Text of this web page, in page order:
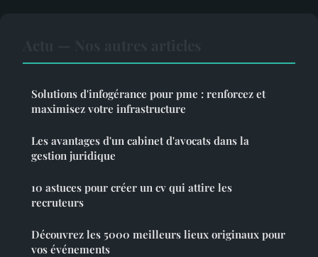
Solutions d'infogérance pour pme : renforcez et
maximisez votre infrastructure
Les avantages d'un cabinet d'avocats dans la
gestion juridique
10 astuces pour créer un cv qui attire les
recruteurs
Découvrez les 5000 meilleurs lieux originaux pour
vos événements